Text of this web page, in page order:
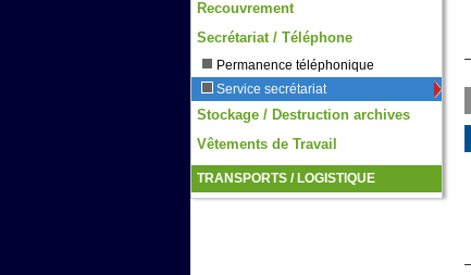
Recouvrement
Secrétariat / Téléphone
Permanence téléphonique
Service secrétariat
Stockage / Destruction archives
Vêtements de Travail
TRANSPORTS / LOGISTIQUE